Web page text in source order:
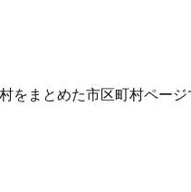
をまとめた市区町村ページ